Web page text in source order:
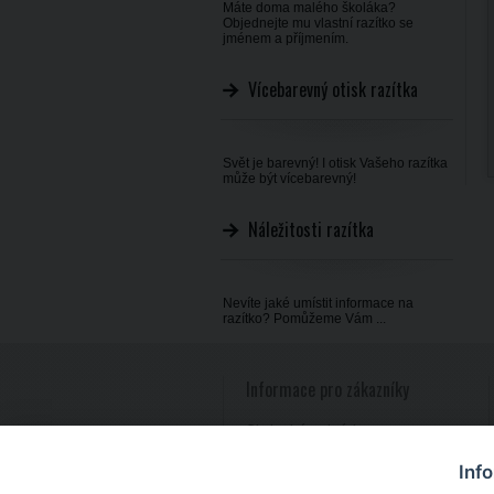
Máte doma malého školáka?
Objednejte mu vlastní razítko se
jménem a příjmením.
Vícebarevný otisk razítka
Svět je barevný! I otisk Vašeho razítka
může být vícebarevný!
Náležitosti razítka
Nevíte jaké umístit informace na
razítko? Pomůžeme Vám ...
Obchodní podmínky